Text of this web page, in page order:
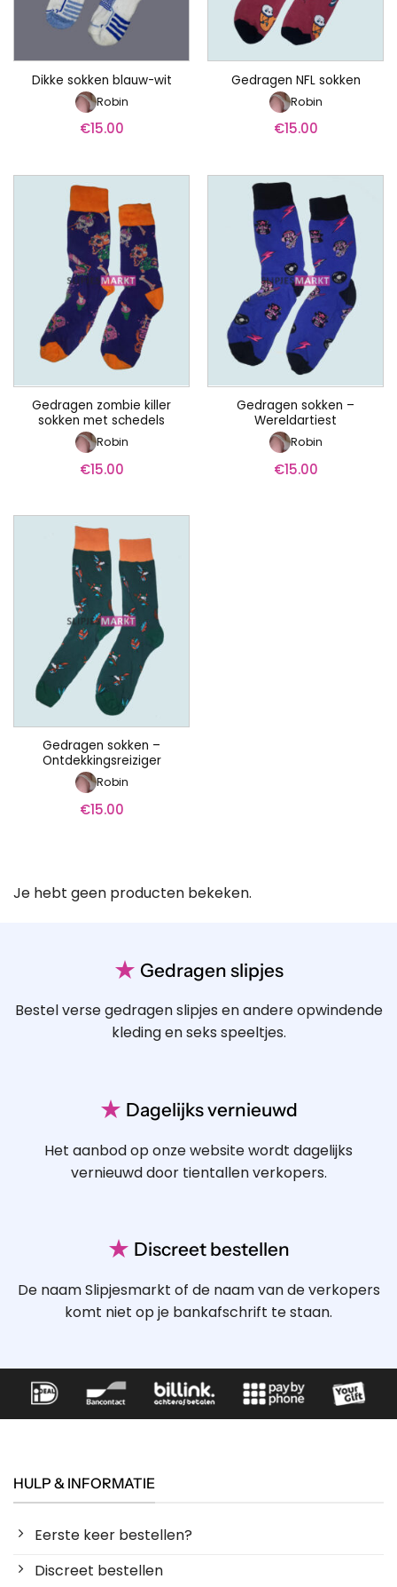
Dikke sokken blauw-wit
Robin
€15.00
Gedragen NFL sokken
Robin
€15.00
Gedragen zombie killer
sokken met schedels
Robin
€15.00
Gedragen sokken –
Wereldartiest
Robin
€15.00
Gedragen sokken –
Ontdekkingsreiziger
Robin
€15.00
Je hebt geen producten bekeken.
★ Gedragen slipjes
Bestel verse gedragen slipjes en andere opwindende
kleding en seks speeltjes.
★ Dagelijks vernieuwd
Het aanbod op onze website wordt dagelijks
vernieuwd door tientallen verkopers.
★ Discreet bestellen
De naam Slipjesmarkt of de naam van de verkopers
komt niet op je bankafschrift te staan.
HULP & INFORMATIE
Eerste keer bestellen?
Discreet bestellen